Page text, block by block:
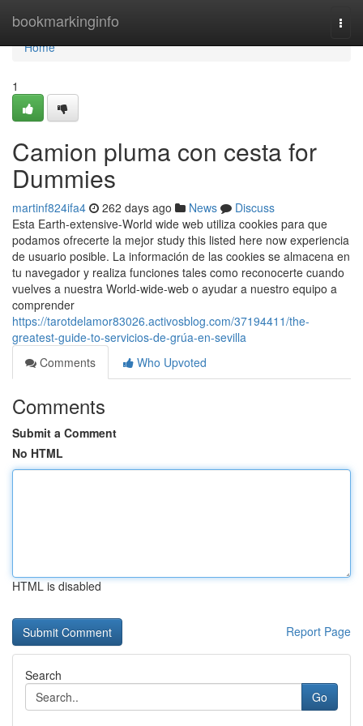
bookmarkinginfo
Home
Home
1
Camion pluma con cesta for
Dummies
martinf824ifa4 262 days ago News
Discuss
Esta Earth-extensive-World wide web utiliza cookies para que
podamos ofrecerte la mejor study this listed here now experiencia
de usuario posible. La información de las cookies se almacena en
tu navegador y realiza funciones tales como reconocerte cuando
vuelves a nuestra World-wide-web o ayudar a nuestro equipo a
comprender
https://tarotdelamor83026.activosblog.com/37194411/the-
greatest-guide-to-servicios-de-grúa-en-sevilla
Comments
Who Upvoted
Comments
Submit a Comment
No HTML
HTML is disabled
Report Page
Search
Go